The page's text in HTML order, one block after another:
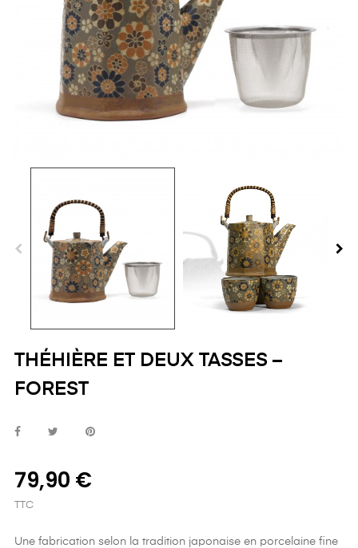
THÉHIÈRE ET DEUX TASSES –
FOREST
79,90 €
TTC
Une fabrication selon la tradition japonaise en porcelaine fine